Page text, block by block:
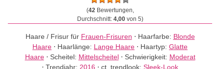
(42Bewertungen,
Durchschnitt: 4,00von 5)
Haare / Frisur für Frauen-Frisuren ⋅ Haarfarbe: Blonde
Haare ⋅ Haarlänge: Lange Haare ⋅ Haartyp: Glatte
Haare⋅ Scheitel: Mittelscheitel⋅ Schwierigkeit: Moderat
⋅ Trendjahr: 2016 ⋅ ct_trendlook: Sleek-Look